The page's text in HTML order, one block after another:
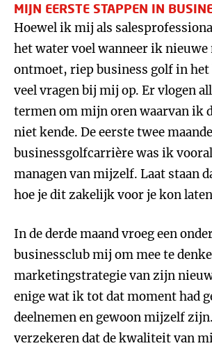
MIJN EERSTE STAPPEN IN
Hoewel ik mij als
het water voel wanneer ik nieuwe
ontmoet, riep business golf in het
veel vragen bij mij op. Er vlogen
termen om mijn oren waarvan ik
niet kende. De eerste twee
businessgolfcarrière was ik
managen van mijzelf. Laat staan
hoe je dit zakelijk voor je kon
In de derde maand vroeg een
businessclub mij om mee te
marketingstrategie van zijn
enige wat ik tot dat moment had
deelnemen en gewoon mijzelf
verzekeren dat de kwaliteit van